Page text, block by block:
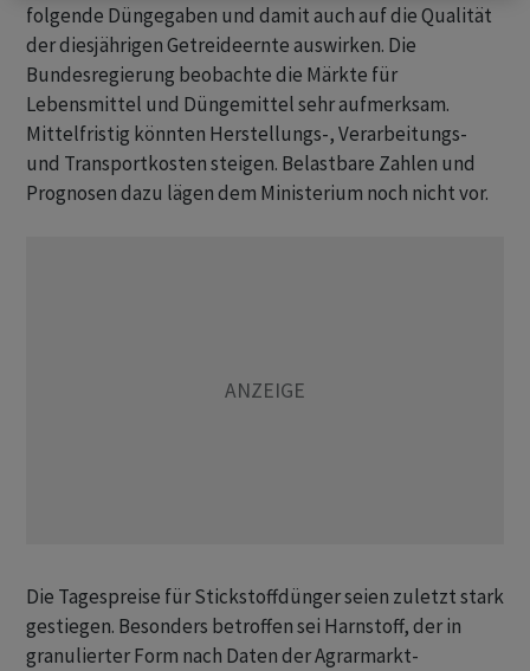
folgende Düngegaben und damit auch auf die Qualität
der diesjährigen Getreideernte auswirken. Die
Bundesregierung beobachte die Märkte für
Lebensmittel und Düngemittel sehr aufmerksam.
Mittelfristig könnten Herstellungs-, Verarbeitungs-
und Transportkosten steigen. Belastbare Zahlen und
Prognosen dazu lägen dem Ministerium noch nicht vor.
Die Tagespreise für Stickstoffdünger seien zuletzt stark
gestiegen. Besonders betroffen sei Harnstoff, der in
granulierter Form nach Daten der Agrarmarkt-